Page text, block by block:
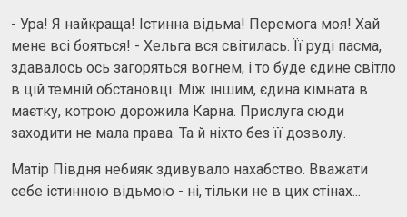
- Ура! Я найкраща! Істинна відьма! Перемога моя! Хай
мене всі бояться! - Хельга вся світилась. Її руді пасма,
здавалось ось загоряться вогнем, і то буде єдине світло
в цій темній обстановці. Між іншим, єдина кімната в
маєтку, котрою дорожила Карна. Прислуга сюди
заходити не мала права. Та й ніхто без її дозволу.
Матір Півдня небияк здивувало нахабство. Вважати
себе істинною відьмою - ні, тільки не в цих стінах...